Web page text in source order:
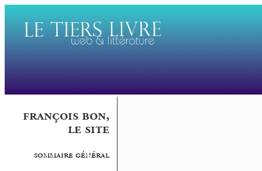
françois bon,
le site
sommaire général